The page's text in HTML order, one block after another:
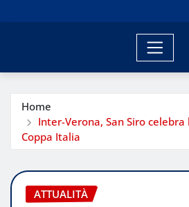
Home
Inter-Verona, San Siro
Coppa Italia
ATTUALITÀ